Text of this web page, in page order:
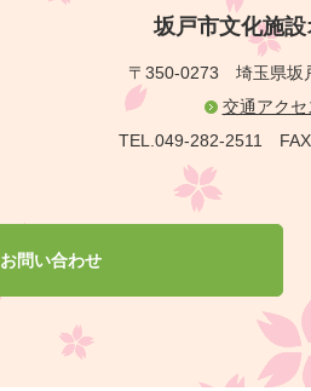
坂戸市文化施
〒350-0273 埼玉県坂
交通アクセ
TEL.049-282-2511
お問い合わせ